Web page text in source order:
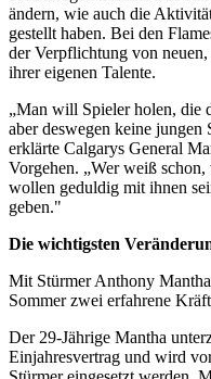
ändern, wie auch die
gestellt haben. Bei den
der Verpflichtung von
ihrer eigenen Talente.
„Man will Spieler holen, die
aber deswegen keine
erklärte Calgarys General
Vorgehen. „Wer weiß
wollen geduldig mit ihnen
geben."
Die wichtigsten
Mit Stürmer Anthony
Sommer zwei erfahrene
Der 29-Jährige Mantha
Einjahresvertrag und wird